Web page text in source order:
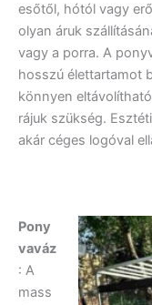
esőtől, hótól vagy
olyan áruk
vagy a porra. A
hosszú élettartamot
könnyen
rájuk szükség.
akár céges logóval
Pony
vaváz
: A
mass